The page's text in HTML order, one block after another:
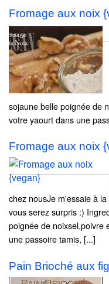
Fromage aux noix
sojaune belle poignée de
votre yaourt dans une
Fromage aux noix
chez nousJe m'essaie à
vous serez surpris :)
poignée de noixsel,poivre
une passoire tamis, [...]
Pain Brioché aux